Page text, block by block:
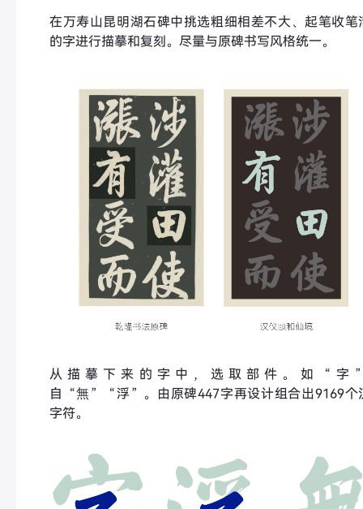
在万寿山昆明湖石碑中挑选粗细相差不大、起笔收笔
的字进行描摹和复刻。尽量与原碑书写风格统一。
从描摹下来的字中，选取部件。如“字
自“無”“浮”。由原碑447字再设计组合出9169个
字符。